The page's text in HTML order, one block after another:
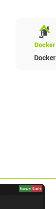
Docker